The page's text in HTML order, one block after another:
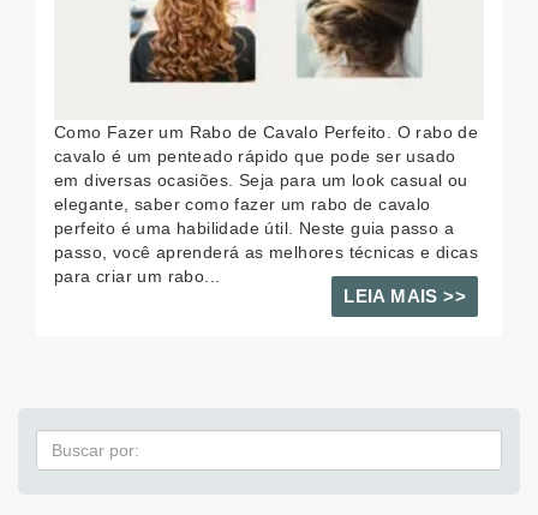
Como Fazer um Rabo de Cavalo Perfeito. O rabo de
cavalo é um penteado rápido que pode ser usado
em diversas ocasiões. Seja para um look casual ou
elegante, saber como fazer um rabo de cavalo
perfeito é uma habilidade útil. Neste guia passo a
passo, você aprenderá as melhores técnicas e dicas
para criar um rabo...
LEIA MAIS >>
Pesquisa